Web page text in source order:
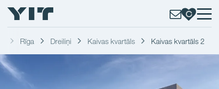
Rīga Dreiliņi Kaivas kvartāls Kaivas kvartāls 2